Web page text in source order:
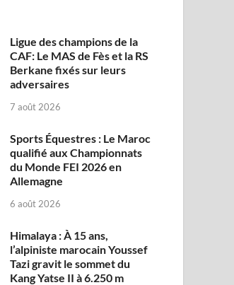
Ligue des champions de la
CAF: Le MAS de Fès et la RS
Berkane fixés sur leurs
adversaires
7 août 2026
Sports Équestres : Le Maroc
qualifié aux Championnats
du Monde FEI 2026 en
Allemagne
6 août 2026
Himalaya : À 15 ans,
l’alpiniste marocain Youssef
Tazi gravit le sommet du
Kang Yatse II à 6.250 m